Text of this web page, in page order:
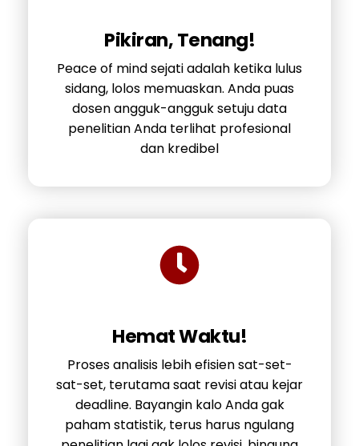
Pikiran, Tenang!
Peace of mind sejati adalah ketika lulus
sidang, lolos memuaskan. Anda puas
dosen angguk-angguk setuju data
penelitian Anda terlihat profesional
dan kredibel
Hemat Waktu!
Proses analisis lebih efisien sat-set-
sat-set, terutama saat revisi atau kejar
deadline. Bayangin kalo Anda gak
paham statistik, terus harus ngulang